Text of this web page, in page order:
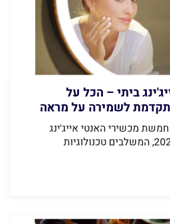
ביתי – הכל על
לשמירה על מראה
מכשירי האנטי אייג'ינג
המובילים לשנת 2026, המשלבים טכנולוגיות